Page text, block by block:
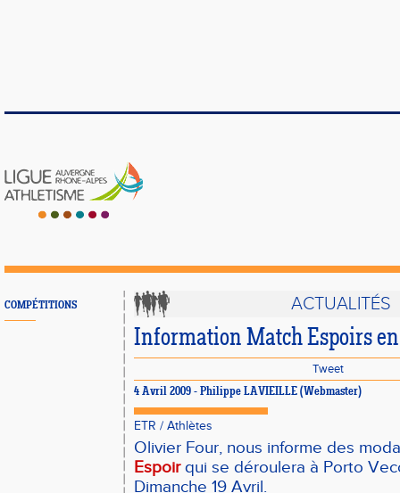
COMPÉTITIONS ACTUALITÉS
Information Match Espoirs en
Tweet
4 Avril 2009 - Philippe LAVIEILLE (Webmaster)
ETR / Athlètes
Olivier Four, nous informe des
Espoir qui se déroulera à Porto
Dimanche 19 Avril.